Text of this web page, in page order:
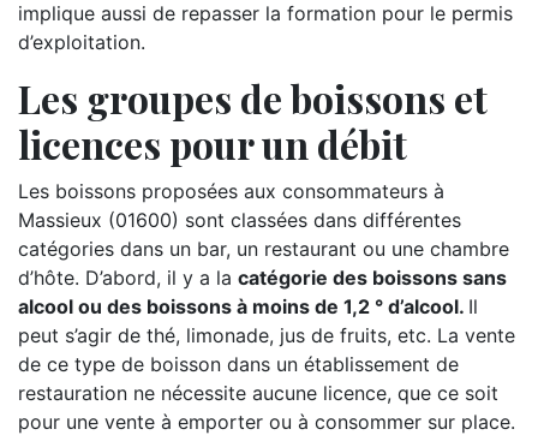
implique aussi de repasser la formation pour le permis
d’exploitation.
Les groupes de boissons et
licences pour un débit
Les boissons proposées aux consommateurs à
Massieux (01600) sont classées dans différentes
catégories dans un bar, un restaurant ou une chambre
d’hôte. D’abord, il y a la catégorie des boissons sans
alcool ou des boissons à moins de 1,2 ° d’alcool. Il
peut s’agir de thé, limonade, jus de fruits, etc. La vente
de ce type de boisson dans un établissement de
restauration ne nécessite aucune licence, que ce soit
pour une vente à emporter ou à consommer sur place.